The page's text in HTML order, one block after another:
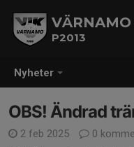
Nyheter
P2013
OBS! Ändrad
2 feb 2025
0